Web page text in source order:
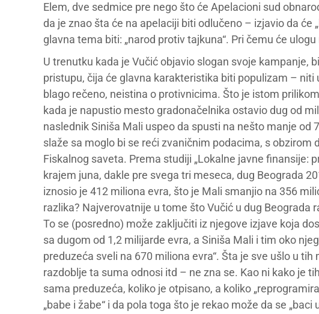
Elem, dve sedmice pre nego što će Apelacioni sud
da je znao šta će na apelaciji biti odlučeno – izjavio da će
glavna tema biti: „narod protiv tajkuna“. Pri čemu će
U trenutku kada je Vučić objavio slogan svoje kampanje,
pristupu, čija će glavna karakteristika biti populizam –
blago rečeno, neistina o protivnicima. Što je istom
kada je napustio mesto gradonačelnika ostavio dug od
naslednik Siniša Mali uspeo da spusti na nešto manje od
slaže sa moglo bi se reći zvaničnim podacima, s obzirom
Fiskalnog saveta. Prema studiji „Lokalne javne finansije:
krajem juna, dakle pre svega tri meseca, dug Beograda
iznosio je 412 miliona evra, što je Mali smanjio na 356
razlika? Najverovatnije u tome što Vučić u dug Beograda
To se (posredno) može zaključiti iz njegove izjave koja
sa dugom od 1,2 milijarde evra, a Siniša Mali i tim oko
preduzeća sveli na 670 miliona evra“. Šta je sve ušlo u
razdoblje ta suma odnosi itd – ne zna se. Kao ni kako je
sama preduzeća, koliko je otpisano, a koliko
„babe i žabe“ i da pola toga što je rekao može da se